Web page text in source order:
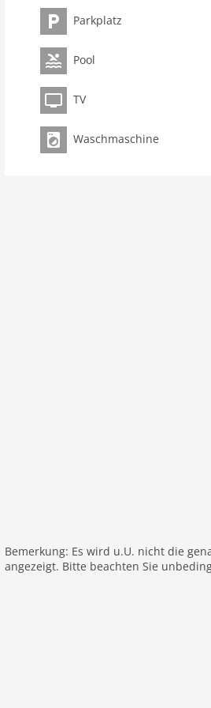
Parkplatz
Pool
TV
Waschmaschine
Bemerkung: Es wird u.U. nicht die
angezeigt. Bitte beachten Sie